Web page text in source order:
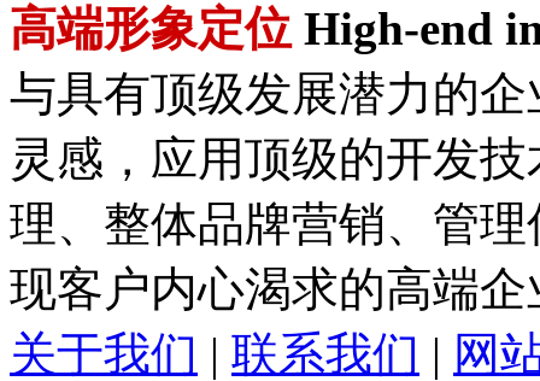
高端形象定位 High-end
与具有顶级发展潜力的
灵感，应用顶级的开发
理、整体品牌营销、管
现客户内心渴求的高端
关于我们 | 联系我们 | 网